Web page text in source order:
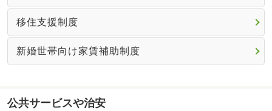
移住支援制度
新婚世帯向け家賃補助制度
公共サービスや治安